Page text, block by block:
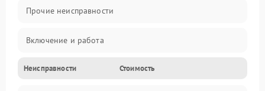
Прочие неисправности
Включение и работа
Работа с нагрузкой
Неисправности Стоимость